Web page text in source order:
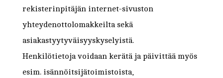
rekisterinpitäjän internet-sivuston
yhteydenottolomakkeilta sekä
asiakastyytyväisyyskyselyistä.
Henkilötietoja voidaan kerätä ja päivittää myös
esim. isännöitsijätoimistoista,